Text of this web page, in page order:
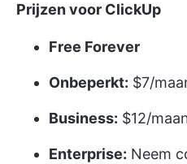
Prijzen voor ClickUp
Free Forever
Onbeperkt: $7/
Business: $12/
Enterprise: Neem